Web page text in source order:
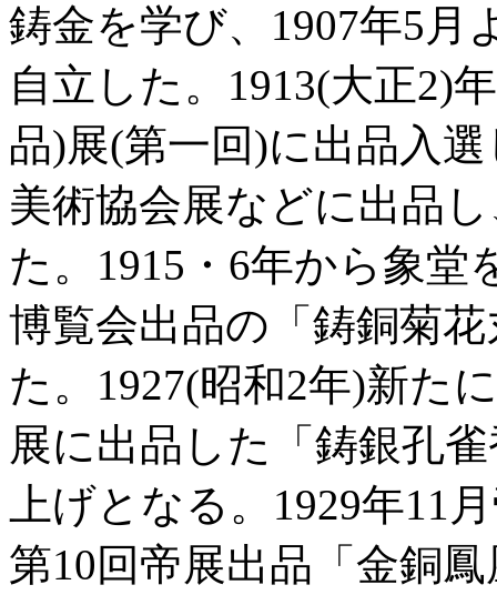
鋳金を学び、1907年5月
自立した。1913(大正2)
品)展(第一回)に出品入
美術協会展などに出品
た。1915・6年から象堂
博覧会出品の「鋳銅菊
た。1927(昭和2年)新た
展に出品した「鋳銀孔
上げとなる。1929年11
第10回帝展出品「金銅